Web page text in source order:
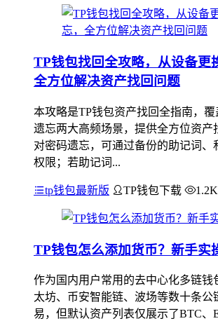
TP钱包找回全攻略，从设备更
全方位解决资产找回问题
本攻略是TP钱包资产找回全指南，
遗忘两大高频场景，提供全方位资产
对密码遗忘，可通过备份的助记词、
权限；若助记词...
tp钱包最新版 TP钱包下载 1.2K
TP钱包怎么添加货币？新手实
作为国内用户常用的去中心化多链钱
太坊、币安智能链、波场等数十条公
易，但默认资产列表仅展示了BTC、